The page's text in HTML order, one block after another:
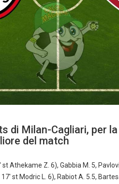
di Milan-Cagliari, per la
del match
st Athekame Z. 6), Gabbia M. 5,
st Modric L. 6), Rabiot A. 5.5,